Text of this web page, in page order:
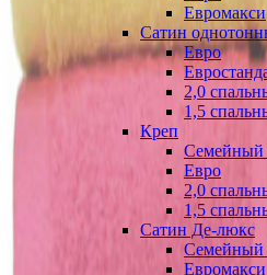
Евромакси
Сатин
Евро
2,0
1,5
Креп
Семейный
Евро
2,0
1,5
Сатин Де-люкс
Семейный
Евромакси